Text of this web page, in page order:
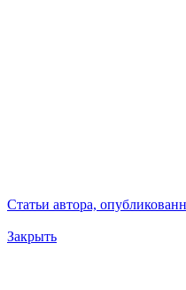
Статьи автора,
Закрыть